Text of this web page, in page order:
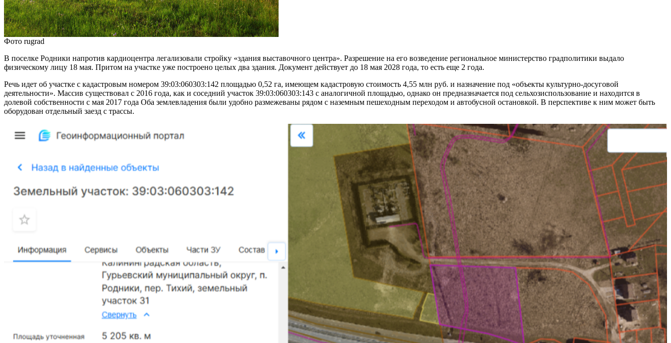
Фото rugrad
В поселке Родники напротив кардиоцентра легализовали стройку «здания выставочного центра». Разрешение на его возведение региональное министерство градполитики выдало
физическому лицу 18 мая. Притом на участке уже построено целых два здания. Документ действует до 18 мая 2028 года, то есть еще 2 года.
Речь идет об участке с кадастровым номером 39:03:060303:142 площадью 0,52 га, имеющем кадастровую стоимость 4,55 млн руб. и назначение под «объекты культурно-досуговой
деятельности». Массив существовал с 2016 года, как и соседний участок 39:03:060303:143 с аналогичной площадью, однако он предназначается под сельхозиспользование и находится в
долевой собственности с мая 2017 года Оба землевладения были удобно размежеваны рядом с наземным пешеходным переходом и автобусной остановкой. В перспективе к ним может быть
оборудован отдельный заезд с трассы.